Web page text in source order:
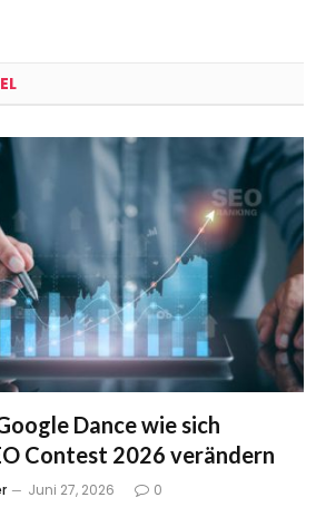
Dance wie sich
Contest 2026 verändern
Juni 27, 2026 0